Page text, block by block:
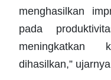
menghasilkan
pada
meningkatkan
dihasilkan,”